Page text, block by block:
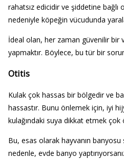
rahatsız edicidir ve şiddetine bağlı
nedeniyle köpeğin vücudunda
İdeal olan, her zaman güvenilir bir
yapmaktır. Böylece, bu tür bir
Otitis
Kulak çok hassas bir bölgedir ve
hassastır. Bunu önlemek için, iyi
kulağındaki suya dikkat etmek çok
Bu, esas olarak hayvanın banyosu
nedenle, evde banyo